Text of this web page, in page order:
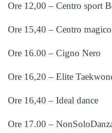
Ore 12,00 – Centro sport
Ore 15,40 – Centro
Ore 16.00 – Cigno Nero
Ore 16,20 – Elite
Ore 16,40 – Ideal dance
Ore 17.00 –